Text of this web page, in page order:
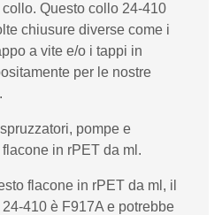
Questo collo 24-410
chiusure diverse come i
a vite e/o i tappi in
per le nostre
pompe e
in rPET da ml.
flacone in rPET da ml, il
410 è F917A e potrebbe